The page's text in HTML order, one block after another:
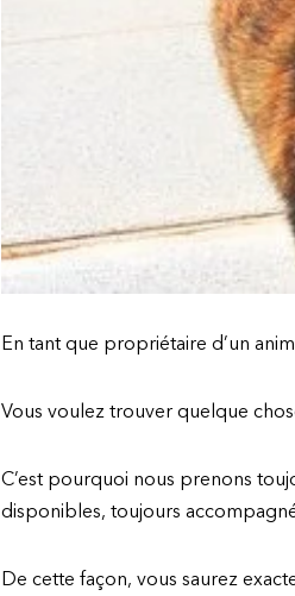
En tant que propriétaire d’un
Vous voulez trouver quelque
C’est pourquoi nous prenons
disponibles, toujours
De cette façon, vous saurez